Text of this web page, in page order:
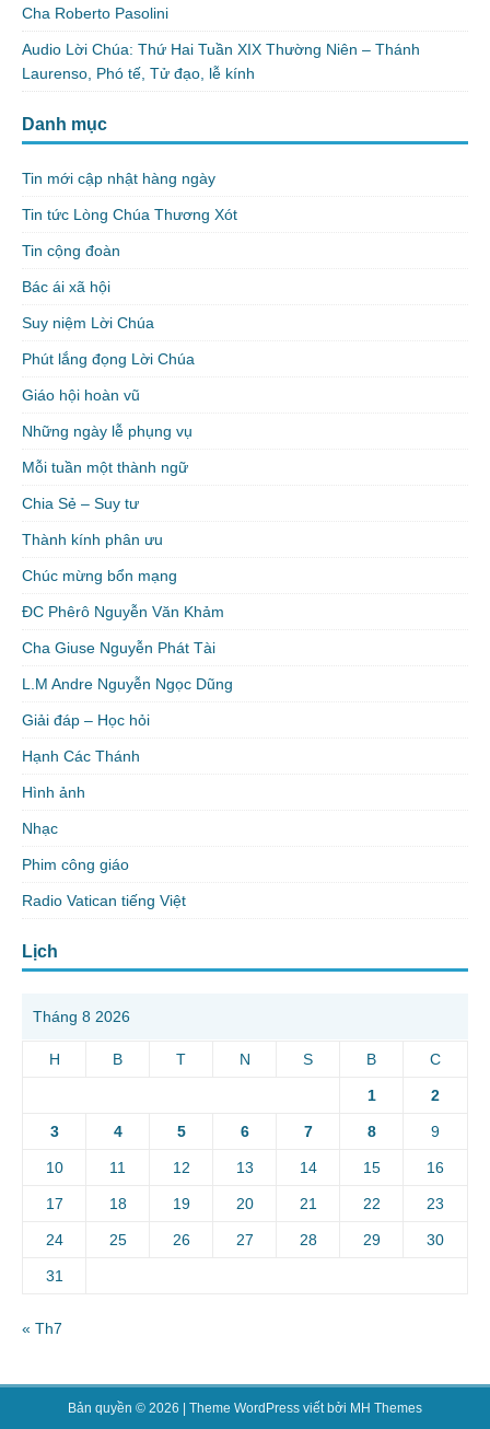
Cha Roberto Pasolini
Audio Lời Chúa: Thứ Hai Tuần XIX Thường Niên – Thánh
Laurenso, Phó tế, Tử đạo, lễ kính
Danh mục
Tin mới cập nhật hàng ngày
Tin tức Lòng Chúa Thương Xót
Tin cộng đoàn
Bác ái xã hội
Suy niệm Lời Chúa
Phút lắng đọng Lời Chúa
Giáo hội hoàn vũ
Những ngày lễ phụng vụ
Mỗi tuần một thành ngữ
Chia Sẻ – Suy tư
Thành kính phân ưu
Chúc mừng bổn mạng
ĐC Phêrô Nguyễn Văn Khảm
Cha Giuse Nguyễn Phát Tài
L.M Andre Nguyễn Ngọc Dũng
Giải đáp – Học hỏi
Hạnh Các Thánh
Hình ảnh
Nhạc
Phim công giáo
Radio Vatican tiếng Việt
Lịch
Tháng 8 2026
H B T N S B C
1 2
3 4 5 6 7 8 9
10 11 12 13 14 15 16
17 18 19 20 21 22 23
24 25 26 27 28 29 30
31
« Th7
Bản quyền © 2026 | Theme WordPress viết bởi MH Themes